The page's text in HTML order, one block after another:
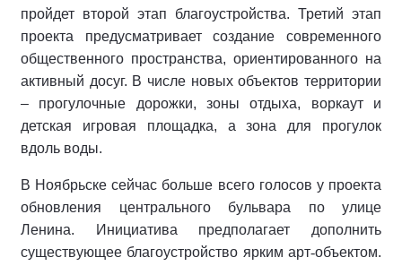
пройдет второй этап благоустройства. Третий этап
проекта предусматривает создание современного
общественного пространства, ориентированного на
активный досуг. В числе новых объектов территории
– прогулочные дорожки, зоны отдыха, воркаут и
детская игровая площадка, а зона для прогулок
вдоль воды.
В Ноябрьске сейчас больше всего голосов у проекта
обновления центрального бульвара по улице
Ленина. Инициатива предполагает дополнить
существующее благоустройство ярким арт‑объектом.